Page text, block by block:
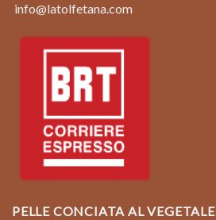
info@latolfetana.com
PELLE CONCIATA AL VEGETALE